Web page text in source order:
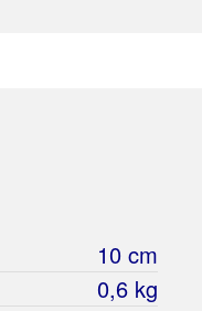
10 cm
0,6 kg